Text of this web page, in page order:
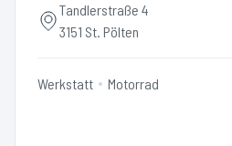
Tandlerstraße 4
3151 St. Pölten
Werkstatt Motorrad